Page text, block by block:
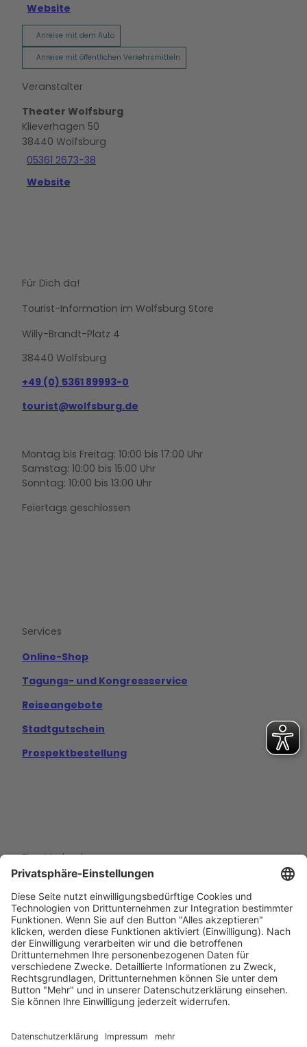
Website
Anreise mit dem Auto
Anreise mit öffentlichen Verkehrsmitteln
Veranstalter
Theater Wolfsburg
Klieverhagen 50
38440 Wolfsburg
05361 2673-38
Website
Für Dich da!
Tourist-Information im Wolfsburg Store
Willy-Brandt-Platz 4
38440 Wolfsburg
+49 (0) 5361 89993-0
tourist@wolfsburg.de
Montag bis Freitag: 10:00 bis 17:00 Uhr
Samstag: 10:00 bis 15:00 Uhr
Sonntag: 10:00 bis 13:00 Uhr
Feiertags geschlossen
o e
m
Services
Online-Shop
Tagungs- und Kongressservice
Reiseangebote
Stadtgutschein
Prospektbestellung
Eine Marke der
Wolfsburg Wirtschaft und Marketing GmbH
Porschestraße 26
38440 Wolfsburg
+49 5361 89994-0
info@wmg-wolfsburg.de
Datenschutz